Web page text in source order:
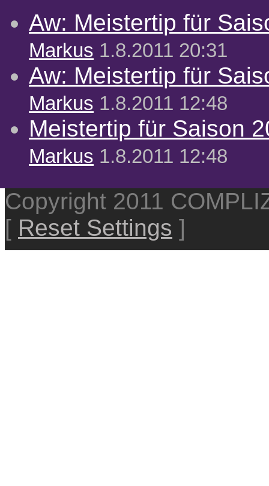
Aw: Meistertip für
Markus 1.8.2011 20:31
Aw: Meistertip für
Markus 1.8.2011 12:48
Meistertip für Saison
Markus 1.8.2011 12:48
Copyright 2011
[ Reset Settings ]